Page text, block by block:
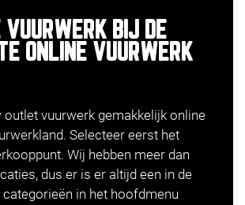
VUURWERK BIJ DE
ONLINE VUURWERK
outlet vuurwerk gemakkelijk online
Selecteer eerst het
Wij hebben meer dan
dus er is er altijd een in de
categorieën in het hoofdmenu